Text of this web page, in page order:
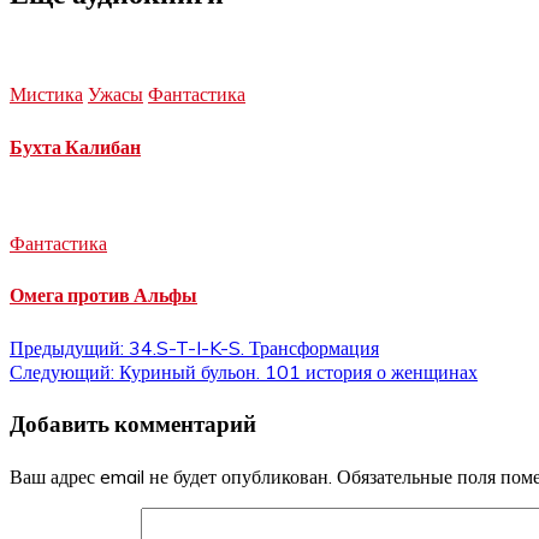
Мистика Ужасы Фантастика
Бухта Калибан
Фантастика
Омега против Альфы
Навигация
записям
Предыдущий: 34.S-T-I-K-S. Трансформация
Следующий: Куриный бульон. 101 история о женщинах
Добавить комментарий
Ваш адрес email не будет опубликован. Обязательные поля